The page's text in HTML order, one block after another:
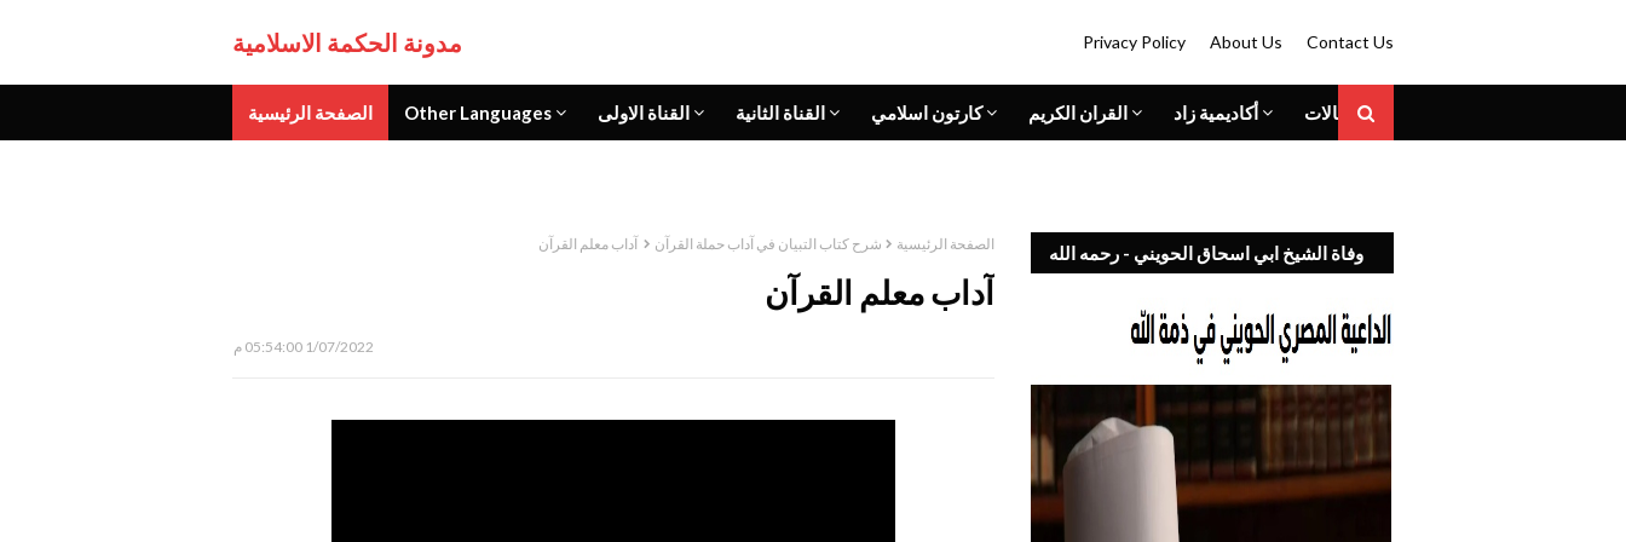
مدونة الحكمة الاسلامية Privacy Policy About Us Contact Us
الصفحة الرئيسية Other Languages القناة الاولى القناة الثانية كارتون اسلامي القران الكريم أكاديمية زاد المقالات
الصفحة الرئيسية شرح كتاب التبيان في آداب حملة القرآن آداب معلم القرآن
آداب معلم القرآن
1/07/2022 05:54:00 م
وفاة الشيخ ابي اسحاق الحويني - رحمه الله